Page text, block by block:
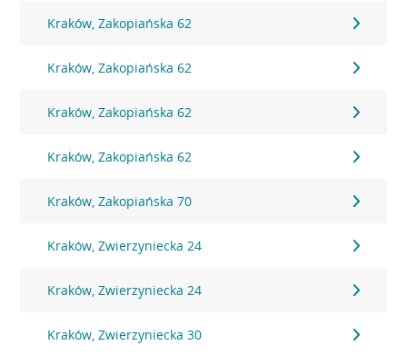
Kraków, Zakopiańska 62
Kraków, Zakopiańska 62
Kraków, Zakopiańska 62
Kraków, Zakopiańska 62
Kraków, Zakopiańska 70
Kraków, Zwierzyniecka 24
Kraków, Zwierzyniecka 24
Kraków, Zwierzyniecka 30